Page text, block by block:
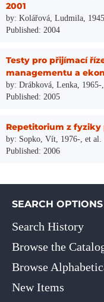
2001
by: Kolářová, Ludmila,
Published: 2004
Testy pro přijímací
managementu a
by: Drábková, Lenka, 1965-
Published: 2005
Repetitorium z fyziky
by: Sopko, Vít, 1976-, et al.
Published: 2006
SEARCH OPTIONS
Search History
Browse the
Browse
New Items